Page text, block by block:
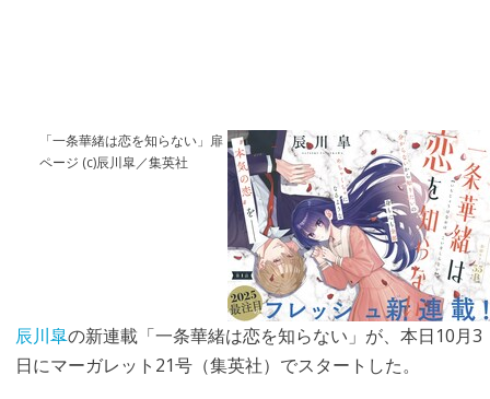
「一条華緒は恋を知らない」扉
ページ (c)辰川皐／集英社
辰川皐の新連載「一条華緒は恋を知らない」が、本日10月3
日にマーガレット21号（集英社）でスタートした。